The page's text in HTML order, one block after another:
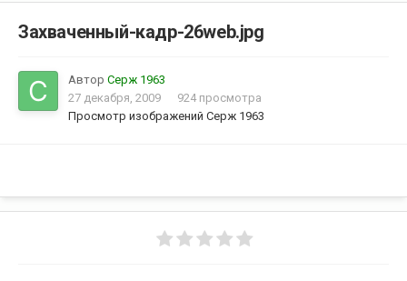
Захваченный-кадр-26web.jpg
Автор Серж 1963
27 декабря, 2009
924 просмотра
Просмотр изображений Серж 1963